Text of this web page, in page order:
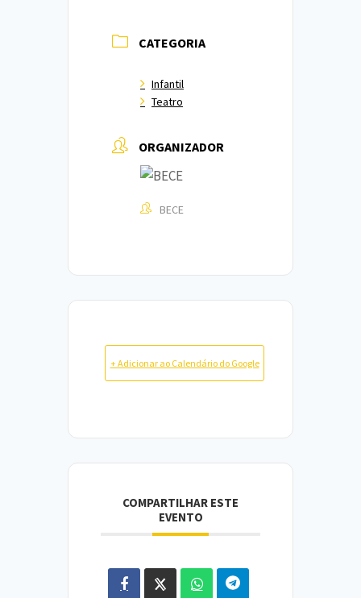
CATEGORIA
Infantil
Teatro
ORGANIZADOR
BECE
+ Adicionar ao Calendário do Google
COMPARTILHAR ESTE
EVENTO